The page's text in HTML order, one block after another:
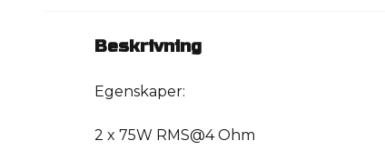
Beskrivning
Egenskaper:
2 x 75W RMS@4 Ohm